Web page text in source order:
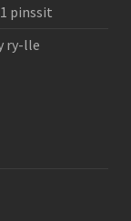
pinssit
ry-lle